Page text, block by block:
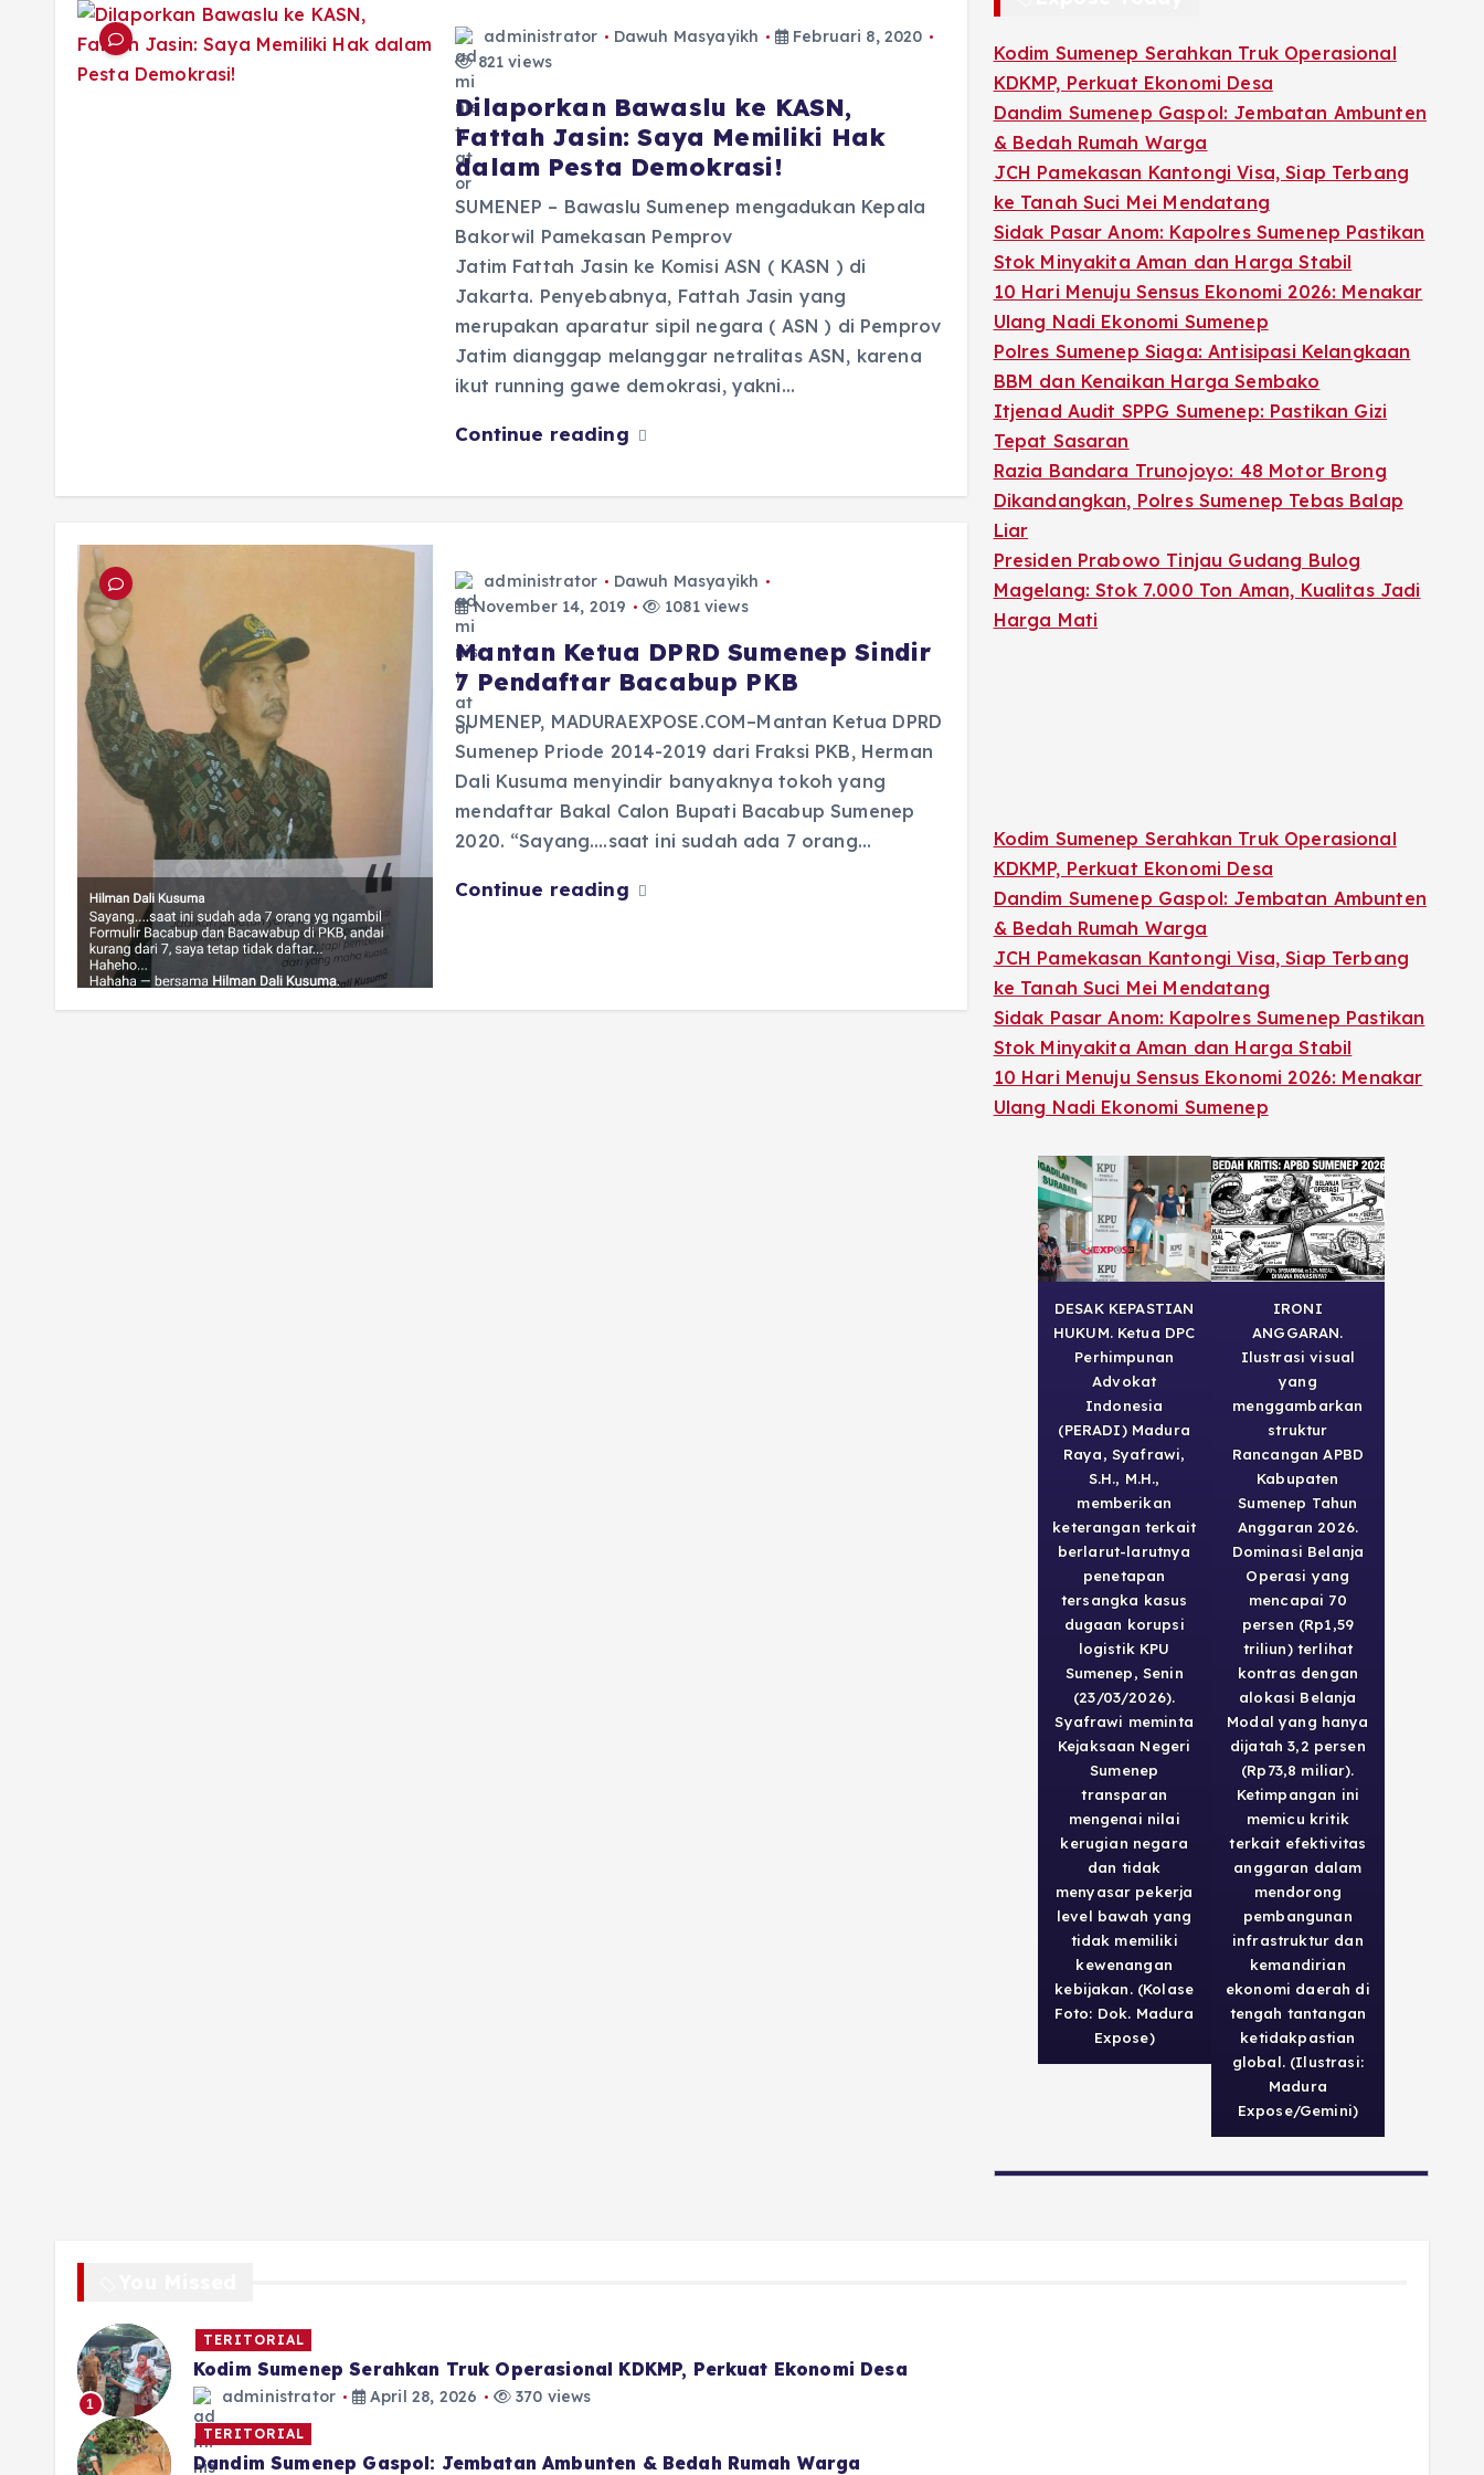
administrator Dawuh Masyayikh
Februari 8, 2020
821 views
Dilaporkan Bawaslu ke KASN,
Fattah Jasin: Saya Memiliki Hak
dalam Pesta Demokrasi!
SUMENEP – Bawaslu Sumenep mengadukan Kepala
Bakorwil Pamekasan Pemprov
Jatim Fattah Jasin ke Komisi ASN ( KASN ) di
Jakarta. Penyebabnya, Fattah Jasin yang
merupakan aparatur sipil negara ( ASN ) di Pemprov
Jatim dianggap melanggar netralitas ASN, karena
ikut running gawe demokrasi, yakni…
Continue reading
administrator
Dawuh Masyayikh
November 14, 2019
1081 views
Mantan Ketua DPRD Sumenep Sindir
7 Pendaftar Bacabup PKB
SUMENEP, MADURAEXPOSE.COM–Mantan Ketua DPRD
Sumenep Priode 2014-2019 dari Fraksi PKB, Herman
Dali Kusuma menyindir banyaknya tokoh yang
mendaftar Bakal Calon Bupati Bacabup Sumenep
2020. “Sayang….saat ini sudah ada 7 orang…
Continue reading
Kodim Sumenep Serahkan Truk Operasional
KDKMP, Perkuat Ekonomi Desa
Dandim Sumenep Gaspol: Jembatan Ambunten
& Bedah Rumah Warga
JCH Pamekasan Kantongi Visa, Siap Terbang
ke Tanah Suci Mei Mendatang
Sidak Pasar Anom: Kapolres Sumenep Pastikan
Stok Minyakita Aman dan Harga Stabil
10 Hari Menuju Sensus Ekonomi 2026: Menakar
Ulang Nadi Ekonomi Sumenep
Polres Sumenep Siaga: Antisipasi Kelangkaan
BBM dan Kenaikan Harga Sembako
Itjenad Audit SPPG Sumenep: Pastikan Gizi
Tepat Sasaran
Razia Bandara Trunojoyo: 48 Motor Brong
Dikandangkan, Polres Sumenep Tebas Balap
Liar
Presiden Prabowo Tinjau Gudang Bulog
Magelang: Stok 7.000 Ton Aman, Kualitas Jadi
Harga Mati
Kodim Sumenep Serahkan Truk Operasional
KDKMP, Perkuat Ekonomi Desa
Dandim Sumenep Gaspol: Jembatan Ambunten
& Bedah Rumah Warga
JCH Pamekasan Kantongi Visa, Siap Terbang
ke Tanah Suci Mei Mendatang
Sidak Pasar Anom: Kapolres Sumenep Pastikan
Stok Minyakita Aman dan Harga Stabil
10 Hari Menuju Sensus Ekonomi 2026: Menakar
Ulang Nadi Ekonomi Sumenep
DESAK KEPASTIAN
HUKUM. Ketua DPC
Perhimpunan
Advokat
Indonesia
(PERADI) Madura
Raya, Syafrawi,
S.H., M.H.,
memberikan
keterangan terkait
berlarut-larutnya
penetapan
tersangka kasus
dugaan korupsi
logistik KPU
Sumenep, Senin
(23/03/2026).
Syafrawi meminta
Kejaksaan Negeri
Sumenep
transparan
mengenai nilai
kerugian negara
dan tidak
menyasar pekerja
level bawah yang
tidak memiliki
kewenangan
kebijakan. (Kolase
Foto: Dok. Madura
Expose)
IRONI
ANGGARAN.
Ilustrasi visual
yang
menggambarkan
struktur
Rancangan APBD
Kabupaten
Sumenep Tahun
Anggaran 2026.
Dominasi Belanja
Operasi yang
mencapai 70
persen (Rp1,59
triliun) terlihat
kontras dengan
alokasi Belanja
Modal yang hanya
dijatah 3,2 persen
(Rp73,8 miliar).
Ketimpangan ini
memicu kritik
terkait efektivitas
anggaran dalam
mendorong
pembangunan
infrastruktur dan
kemandirian
ekonomi daerah di
tengah tantangan
ketidakpastian
global. (Ilustrasi:
Madura
Expose/Gemini)
1
TERITORIAL
Kodim Sumenep Serahkan Truk Operasional KDKMP, Perkuat Ekonomi Desa
administrator April 28, 2026 370 views
TERITORIAL
Dandim Sumenep Gaspol: Jembatan Ambunten & Bedah Rumah Warga